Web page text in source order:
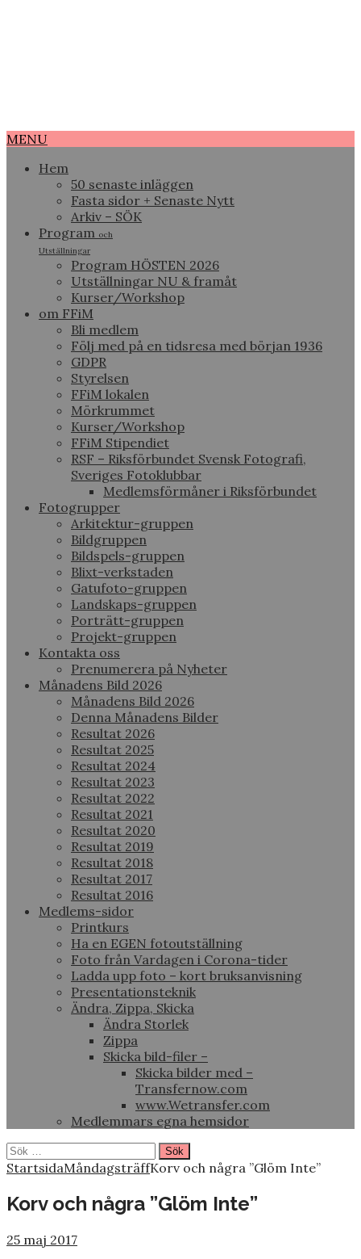
MENU
Hem
50 senaste inläggen
Fasta sidor + Senaste Nytt
Arkiv – SÖK
Program och
Utställningar
Program HÖSTEN 2026
Utställningar NU & framåt
Kurser/Workshop
om FFiM
Bli medlem
Följ med på en tidsresa med början 1936
GDPR
Styrelsen
FFiM lokalen
Mörkrummet
Kurser/Workshop
FFiM Stipendiet
RSF – Riksförbundet Svensk Fotografi,
Sveriges Fotoklubbar
Medlemsförmåner i Riksförbundet
Fotogrupper
Arkitektur-gruppen
Bildgruppen
Bildspels-gruppen
Blixt-verkstaden
Gatufoto-gruppen
Landskaps-gruppen
Porträtt-gruppen
Projekt-gruppen
Kontakta oss
Prenumerera på Nyheter
Månadens Bild 2026
Månadens Bild 2026
Denna Månadens Bilder
Resultat 2026
Resultat 2025
Resultat 2024
Resultat 2023
Resultat 2022
Resultat 2021
Resultat 2020
Resultat 2019
Resultat 2018
Resultat 2017
Resultat 2016
Medlems-sidor
Printkurs
Ha en EGEN fotoutställning
Foto från Vardagen i Corona-tider
Ladda upp foto – kort bruksanvisning
Presentationsteknik
Ändra, Zippa, Skicka
Ändra Storlek
Zippa
Skicka bild-filer –
Skicka bilder med –
Transfernow.com
www.Wetransfer.com
Medlemmars egna hemsidor
Sök
efter:
StartsidaMåndagsträffKorv och några ”Glöm Inte”
Korv och några ”Glöm Inte”
25 maj 2017